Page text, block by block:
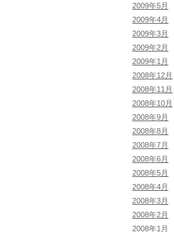
2009年5月
2009年4月
2009年3月
2009年2月
2009年1月
2008年12月
2008年11月
2008年10月
2008年9月
2008年8月
2008年7月
2008年6月
2008年5月
2008年4月
2008年3月
2008年2月
2008年1月